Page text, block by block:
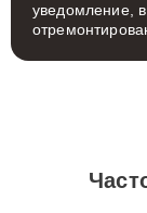
уведомление,